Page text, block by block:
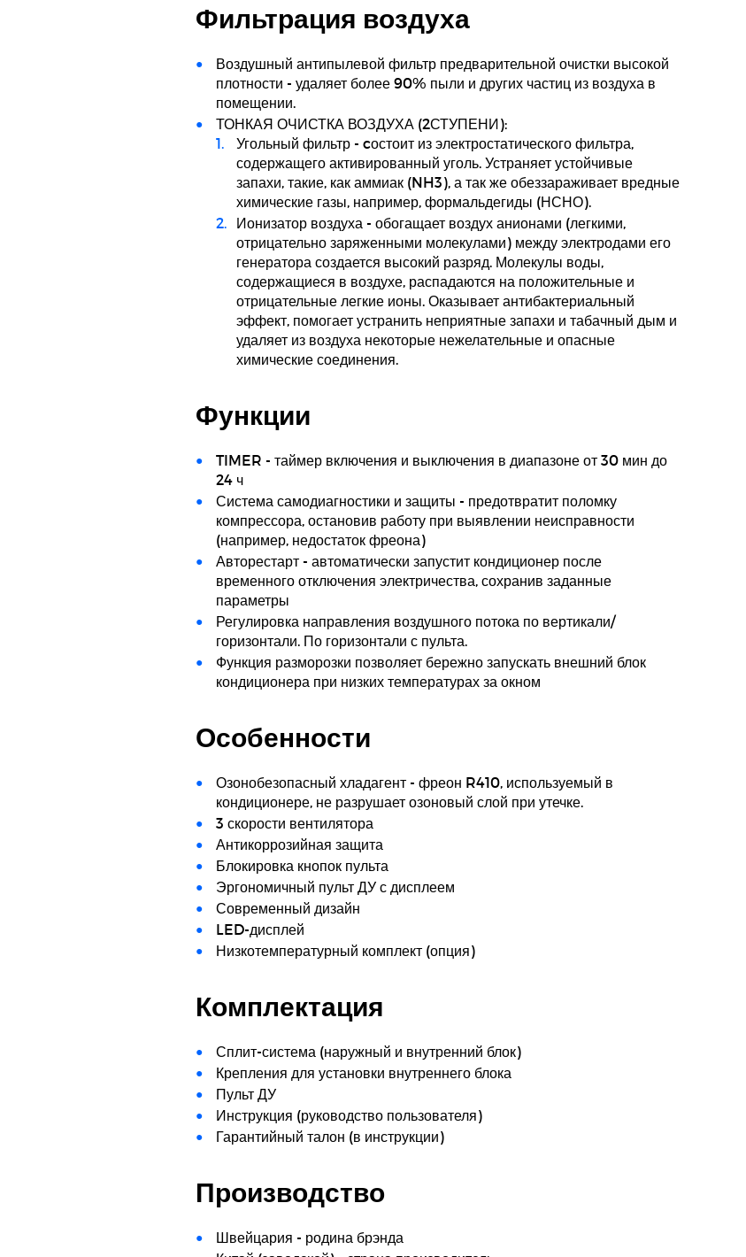
Фильтрация воздуха
Воздушный антипылевой фильтр предварительной очистки высокой
плотности - удаляет более 90% пыли и других частиц из воздуха в
помещении.
ТОНКАЯ ОЧИСТКА ВОЗДУХА (2СТУПЕНИ):
Угольный фильтр - cостоит из электростатического фильтра,
содержащего активированный уголь. Устраняет устойчивые
запахи, такие, как аммиак (NH3), а так же обеззараживает вредные
химические газы, например, формальдегиды (НСНО).
Ионизатор воздуха - обогащает воздух анионами (легкими,
отрицательно заряженными молекулами) между электродами его
генератора создается высокий разряд. Молекулы воды,
содержащиеся в воздухе, распадаются на положительные и
отрицательные легкие ионы. Оказывает антибактериальный
эффект, помогает устранить неприятные запахи и табачный дым и
удаляет из воздуха некоторые нежелательные и опасные
химические соединения.
Функции
TIMER - таймер включения и выключения в диапазоне от 30 мин до
24 ч
Система самодиагностики и защиты - предотвратит поломку
компрессора, остановив работу при выявлении неисправности
(например, недостаток фреона)
Авторестарт - автоматически запустит кондиционер после
временного отключения электричества, сохранив заданные
параметры
Регулировка направления воздушного потока по вертикали/
горизонтали. По горизонтали с пульта.
Функция разморозки позволяет бережно запускать внешний блок
кондиционера при низких температурах за окном
Особенности
Озонобезопасный хладагент - фреон R410, используемый в
кондиционере, не разрушает озоновый слой при утечке.
3 скорости вентилятора
Антикоррозийная защита
Блокировка кнопок пульта
Эргономичный пульт ДУ с дисплеем
Современный дизайн
LED-дисплей
Низкотемпературный комплект (опция)
Комплектация
Сплит-система (наружный и внутренний блок)
Крепления для установки внутреннего блока
Пульт ДУ
Инструкция (руководство пользователя)
Гарантийный талон (в инструкции)
Производство
Швейцария - родина брэнда